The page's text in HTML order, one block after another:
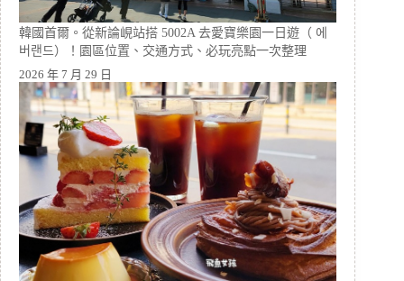
韓國首爾。從新論峴站搭 5002A 去愛寶樂園一日遊（ 에
버랜드）！園區位置、交通方式、必玩亮點一次整理
2026 年 7 月 29 日